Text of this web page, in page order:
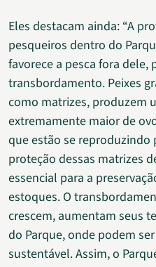
Eles destacam ainda: “A
pesqueiros dentro do
favorece a pesca fora
transbordamento. Peixes
como matrizes, produzem
extremamente maior de
que estão se reproduzindo
proteção dessas matrizes
essencial para a
estoques. O
crescem, aumentam seus
do Parque, onde podem
sustentável. Assim, o